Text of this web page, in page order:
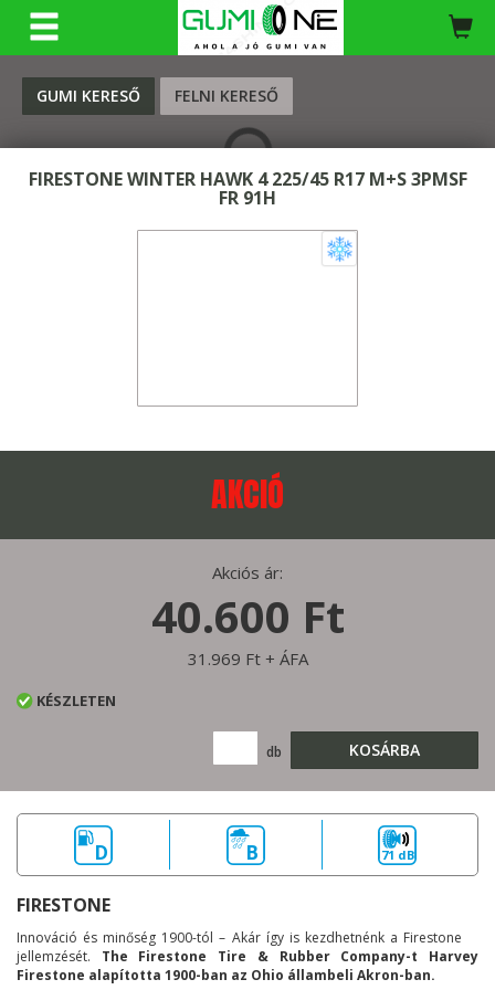
GUMI KERESŐ FELNI KERESŐ
KERESÉS
FIRESTONE WINTER HAWK 4 225/45 R17 M+S 3PMSF
FR 91H
AKCIÓ
Akciós ár:
40.600 Ft
31.969 Ft + ÁFA
KÉSZLETEN
db KOSÁRBA
D B 71 dB
FIRESTONE
Innováció és minőség 1900-tól – Akár így is kezdhetnénk a Firestone
jellemzését. The Firestone Tire & Rubber Company-t Harvey
Firestone alapította 1900-ban az Ohio állambeli Akron-ban.